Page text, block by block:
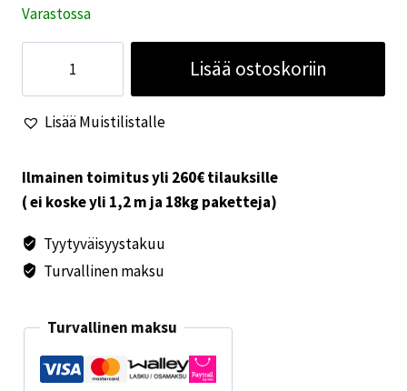
Varastossa
-30°C
asti
Lisää ostoskoriin
Lisää Muistilistalle
Ilmainen toimitus yli 260€ tilauksille
( ei koske yli 1,2 m ja 18kg paketteja)
Tyytyväisyystakuu
Turvallinen maksu
Turvallinen maksu